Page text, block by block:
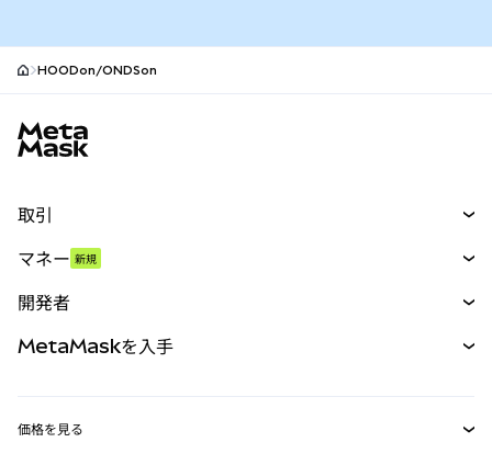
HOODon/ONDSon
取引
パーペチュアル
RWA
マネー 新規
開発者
MetaMaskを入手
価格を見る